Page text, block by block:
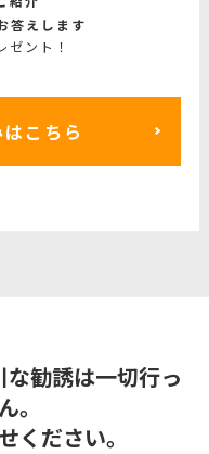
答えします
ント！
こちら
勧誘は一切行っ
。
ください。